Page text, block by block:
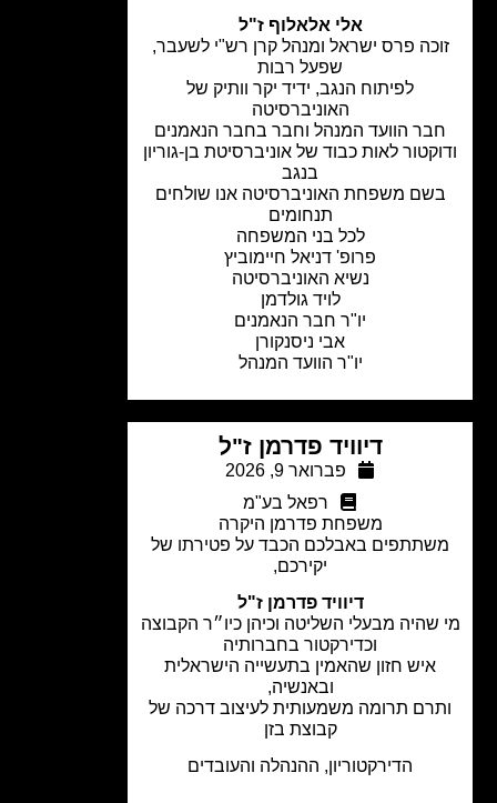
אלי אלאלוף ז"ל
פרס ישראל ומנהל קרן רש"י לשעבר,
שפעל רבות
לפיתוח הנגב, ידיד יקר וותיק של
האוניברסיטה
הוועד המנהל וחבר בחבר הנאמנים
לאות כבוד של אוניברסיטת בן-גוריון
משפחת האוניברסיטה אנו שולחים
תנחומים
לכל בני המשפחה
פרופ' דניאל חיימוביץ
נשיא האוניברסיטה
לויד גולדמן
יו"ר חבר הנאמנים
אבי ניסנקורן
יו"ר הוועד המנהל
דיוויד פדרמן ז"ל
פברואר 9, 2026
רפאל בע"מ
משפחת פדרמן היקרה
באבלכם הכבד על פטירתו של
דיוויד פדרמן ז"ל
מבעלי השליטה וכיהן כיו״ר הקבוצה
וכדירקטור בחברותיה
איש חזון שהאמין בתעשייה הישראלית
ובאנשיה,
תרומה משמעותית לעיצוב דרכה של
קבוצת בזן
הדירקטוריון, ההנהלה והעובדים